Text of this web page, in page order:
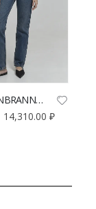
Джинсы ANNBRANND прямые
14,310.00₽